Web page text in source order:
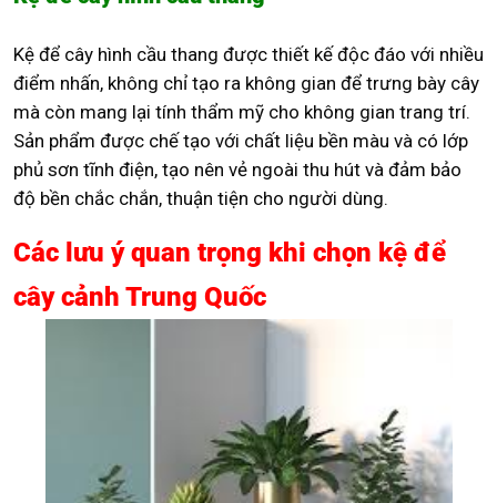
Kệ để cây hình cầu thang được thiết kế độc đáo với nhiều
điểm nhấn, không chỉ tạo ra không gian để trưng bày cây
mà còn mang lại tính thẩm mỹ cho không gian trang trí.
Sản phẩm được chế tạo với chất liệu bền màu và có lớp
phủ sơn tĩnh điện, tạo nên vẻ ngoài thu hút và đảm bảo
độ bền chắc chắn, thuận tiện cho người dùng.
Các lưu ý quan trọng khi chọn kệ để
cây cảnh Trung Quốc